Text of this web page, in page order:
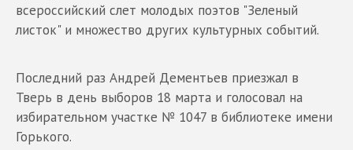
всероссийский слет молодых поэтов "Зеленый
листок" и множество других культурных событий.
Последний раз Андрей Дементьев приезжал в
Тверь в день выборов 18 марта и голосовал на
избирательном участке № 1047 в библиотеке имени
Горького.